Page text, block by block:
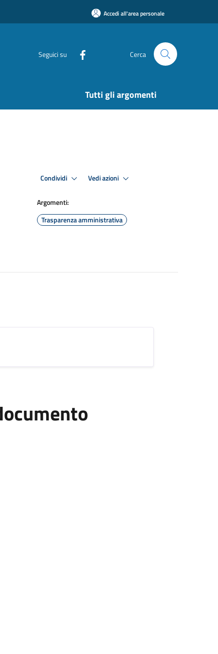
Accedi all'area personale
Seguici su Cerca
Tutti gli argomenti
Condividi Vedi azioni
Argomenti:
Trasparenza amministrativa